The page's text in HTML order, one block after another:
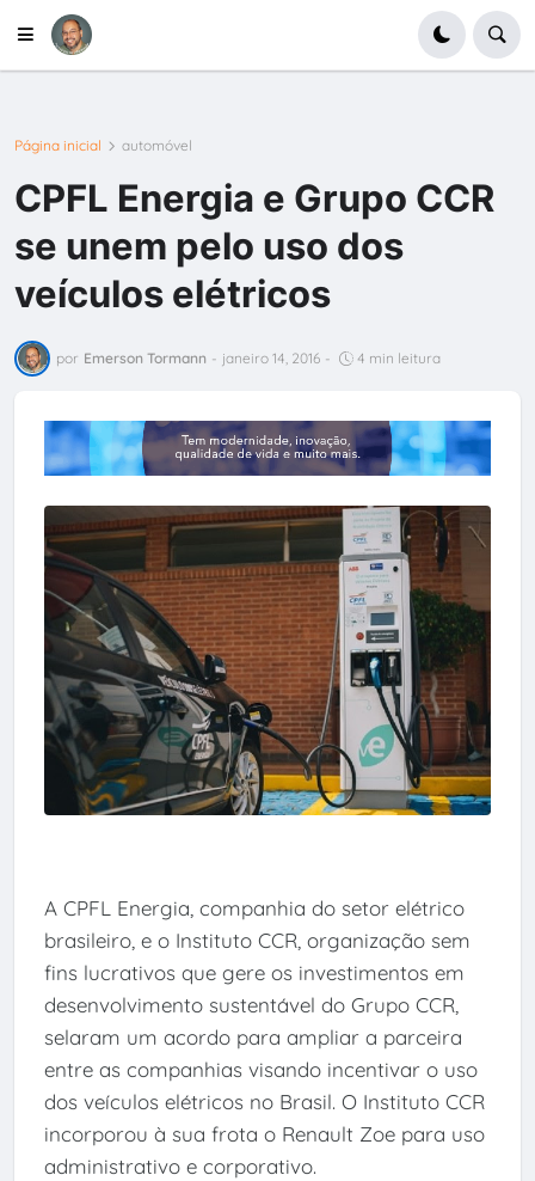
Página inicial automóvel
CPFL Energia e Grupo CCR
se unem pelo uso dos
veículos elétricos
por Emerson Tormann - janeiro 14, 2016 - 4 min leitura
A CPFL Energia, companhia do setor elétrico
brasileiro, e o Instituto CCR, organização sem
fins lucrativos que gere os investimentos em
desenvolvimento sustentável do Grupo CCR,
selaram um acordo para ampliar a parceira
entre as companhias visando incentivar o uso
dos veículos elétricos no Brasil. O Instituto CCR
incorporou à sua frota o Renault Zoe para uso
administrativo e corporativo.